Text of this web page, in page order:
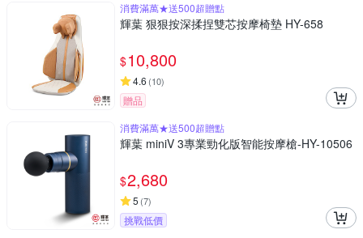
消費滿萬★送500超贈點
輝葉 狠狠按深揉捏雙芯按摩椅墊 HY-658
$10,800
4.6 (10)
贈品
消費滿萬★送500超贈點
輝葉 miniV 3專業勁化版智能按摩槍-HY-10506
$2,680
5 (7)
挑戰低價